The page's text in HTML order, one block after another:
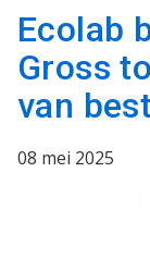
Ecolab
Gross
van
08 mei 2025